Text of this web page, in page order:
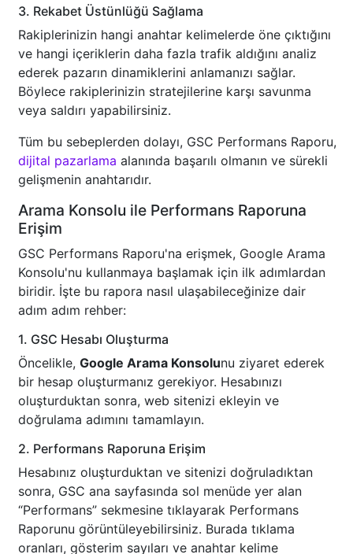
3. Rekabet Üstünlüğü Sağlama
Rakiplerinizin hangi anahtar kelimelerde öne çıktığını
ve hangi içeriklerin daha fazla trafik aldığını analiz
ederek pazarın dinamiklerini anlamanızı sağlar.
Böylece rakiplerinizin stratejilerine karşı savunma
veya saldırı yapabilirsiniz.
Tüm bu sebeplerden dolayı, GSC Performans Raporu,
dijital pazarlama alanında başarılı olmanın ve sürekli
gelişmenin anahtarıdır.
Arama Konsolu ile Performans Raporuna
Erişim
GSC Performans Raporu'na erişmek, Google Arama
Konsolu'nu kullanmaya başlamak için ilk adımlardan
biridir. İşte bu rapora nasıl ulaşabileceğinize dair
adım adım rehber:
1. GSC Hesabı Oluşturma
Öncelikle, Google Arama Konsolunu ziyaret ederek
bir hesap oluşturmanız gerekiyor. Hesabınızı
oluşturduktan sonra, web sitenizi ekleyin ve
doğrulama adımını tamamlayın.
2. Performans Raporuna Erişim
Hesabınız oluşturduktan ve sitenizi doğruladıktan
sonra, GSC ana sayfasında sol menüde yer alan
“Performans” sekmesine tıklayarak Performans
Raporunu görüntüleyebilirsiniz. Burada tıklama
oranları, gösterim sayıları ve anahtar kelime